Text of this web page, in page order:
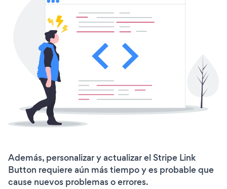
Además, personalizar y actualizar el Stripe Link
Button requiere aún más tiempo y es probable que
cause nuevos problemas o errores.